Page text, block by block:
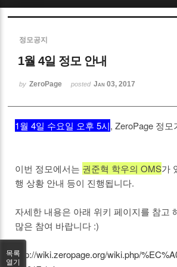
정모공지
1월 4일 정모 안내
by ZeroPage posted Jan 03, 2017
1월 4일 수요일 오후 5시, ZeroPage 정
이번 정모에서는 권준혁 학우의 OMS가
행 상황 안내 등이 진행됩니다.
자세한 내용은 아래 위키 페이지를 참고
많은 참여 바랍니다 :)
http://wiki.zeropage.org/wiki.php/
목록
열기
Sketchbook5, 스케치북5
Sketchbook5, 스케